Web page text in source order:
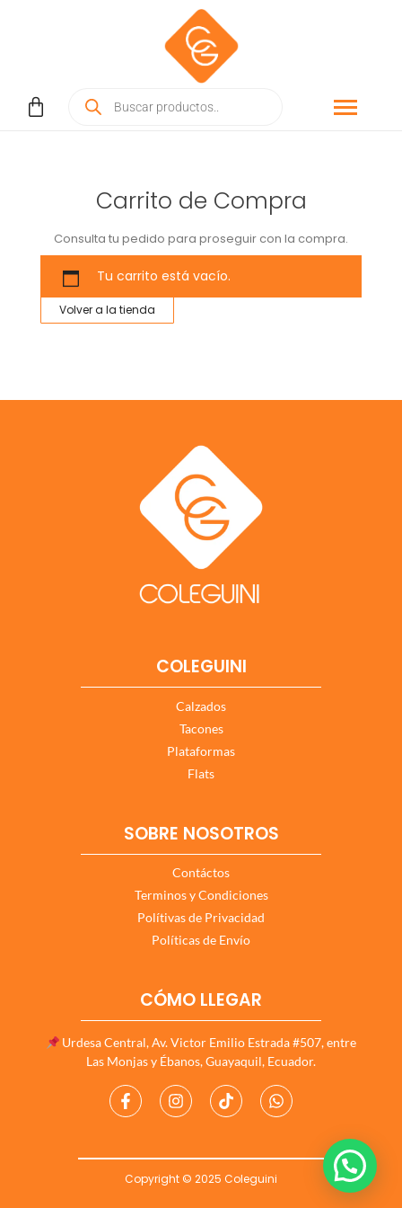
Carrito de Compra
Consulta tu pedido para proseguir con la compra.
Tu carrito está vacío.
Volver a la tienda
COLEGUINI
Calzados
Tacones
Plataformas
Flats
SOBRE NOSOTROS
Contáctos
Terminos y Condiciones
Polítivas de Privacidad
Políticas de Envío
CÓMO LLEGAR
Urdesa Central, Av. Victor Emilio Estrada #507, entre
Las Monjas y Ébanos, Guayaquil, Ecuador.
Copyright © 2025 Coleguini